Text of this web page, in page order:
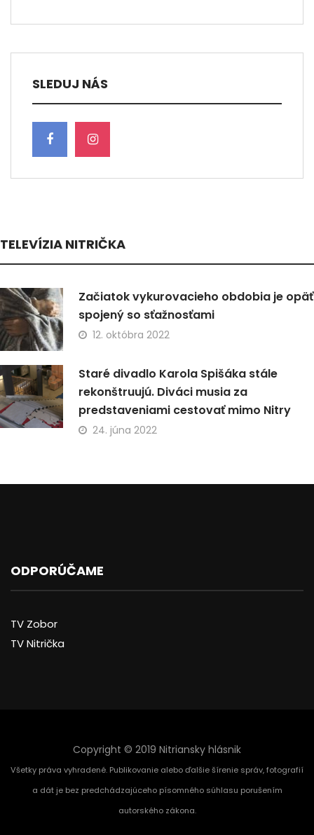
SLEDUJ NÁS
TELEVÍZIA NITRIČKA
Začiatok vykurovacieho obdobia je opäť
spojený so sťažnosťami
12. októbra 2022
Staré divadlo Karola Spišáka stále
rekonštruujú. Diváci musia za
predstaveniami cestovať mimo Nitry
24. júna 2022
ODPORÚČAME
TV Zobor
TV Nitrička
Copyright © 2019 Nitriansky hlásnik
Všetky práva vyhradené. Publikovanie alebo ďalšie šírenie správ, fotografií
a dát je bez predchádzajúceho písomného súhlasu porušením
autorského zákona.